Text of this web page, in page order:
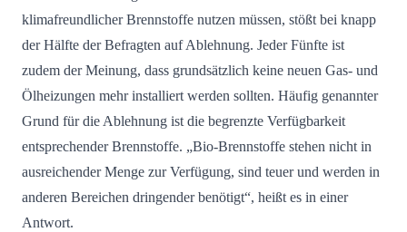
klimafreundlicher Brennstoffe nutzen müssen, stößt bei knapp
der Hälfte der Befragten auf Ablehnung. Jeder Fünfte ist
zudem der Meinung, dass grundsätzlich keine neuen Gas- und
Ölheizungen mehr installiert werden sollten. Häufig genannter
Grund für die Ablehnung ist die begrenzte Verfügbarkeit
entsprechender Brennstoffe. „Bio-Brennstoffe stehen nicht in
ausreichender Menge zur Verfügung, sind teuer und werden in
anderen Bereichen dringender benötigt“, heißt es in einer
Antwort.